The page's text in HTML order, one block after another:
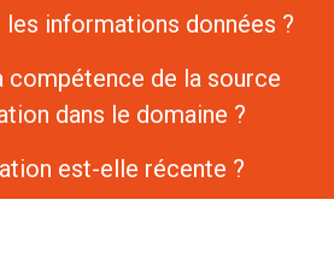
les informations données ?
compétence de la source
dans le domaine ?
est-elle récente ?